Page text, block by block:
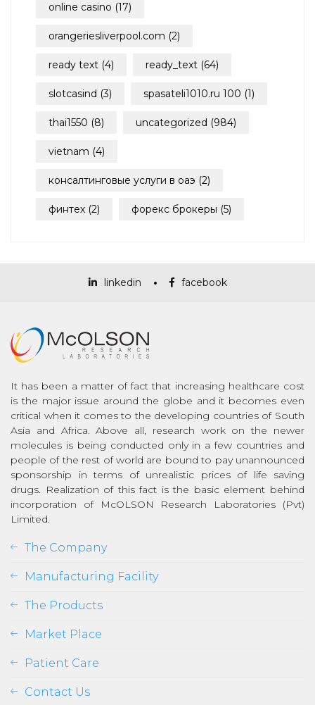
online casino (17)
orangeriesliverpool.com (2)
ready text (4) ready_text (64)
slotcasind (3) spasateli1010.ru 100 (1)
thai1550 (8) uncategorized (984)
vietnam (4)
консалтинговые услуги в оаэ (2)
финтех (2) форекс брокеры (5)
linkedin facebook
It has been a matter of fact that increasing healthcare cost
is the major issue around the globe and it becomes even
critical when it comes to the developing countries of South
Asia and Africa. Above all, research work on the newer
molecules is being conducted only in a few countries and
people of the rest of world are bound to pay unannounced
sponsorship in terms of unrealistic prices of life saving
drugs. Realization of this fact is the basic element behind
incorporation of McOLSON Research Laboratories (Pvt)
Limited.
The Company
Manufacturing Facility
The Products
Market Place
Patient Care
Contact Us